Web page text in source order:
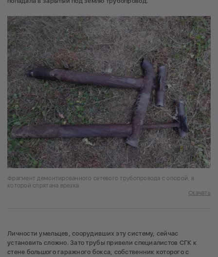
Фрагмент демонтированного сетевого трубопровода с опорой, в
которой спрятана врезка
Скачать
Личности умельцев, соорудивших эту систему, сейчас
установить сложно. Зато трубы привели специалистов СГК к
стене большого гаражного бокса, собственник которого с